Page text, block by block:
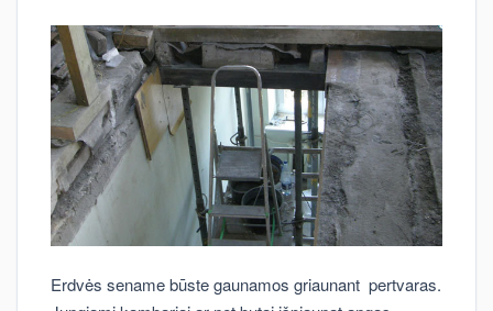
Erdvės sename būste gaunamos griaunant pertvaras.